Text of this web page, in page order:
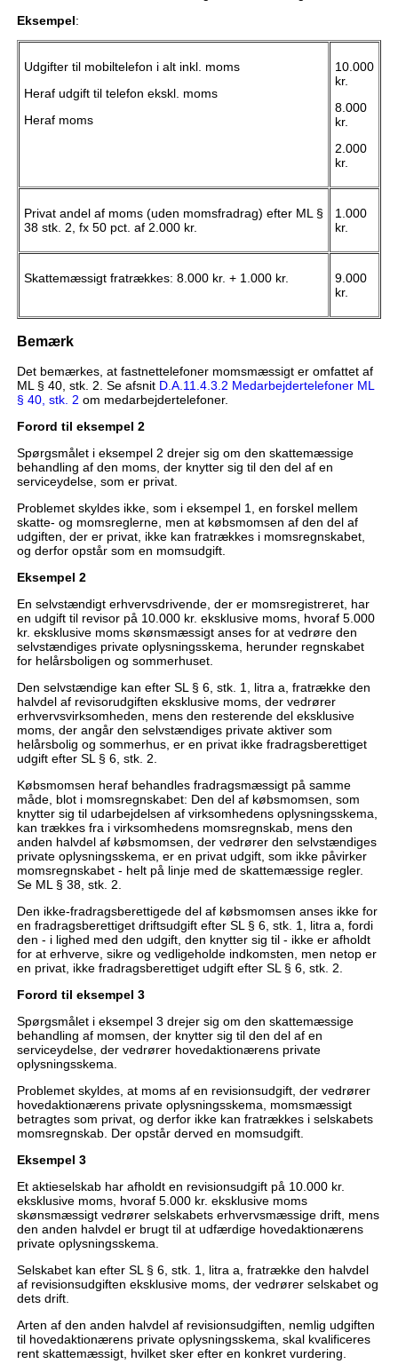
Eksempel:
Udgifter til mobiltelefon i alt inkl. moms
Heraf udgift til telefon ekskl. moms
Heraf moms
10.000
kr.
8.000
kr.
2.000
kr.
Privat andel af moms (uden momsfradrag) efter ML §
38 stk. 2, fx 50 pct. af 2.000 kr.
1.000
kr.
Skattemæssigt fratrækkes: 8.000 kr. + 1.000 kr.
9.000
kr.
Bemærk
Det bemærkes, at fastnettelefoner momsmæssigt er omfattet af
ML § 40, stk. 2. Se afsnit D.A.11.4.3.2 Medarbejdertelefoner ML
§ 40, stk. 2 om medarbejdertelefoner.
Forord til eksempel 2
Spørgsmålet i eksempel 2 drejer sig om den skattemæssige
behandling af den moms, der knytter sig til den del af en
serviceydelse, som er privat.
Problemet skyldes ikke, som i eksempel 1, en forskel mellem
skatte- og momsreglerne, men at købsmomsen af den del af
udgiften, der er privat, ikke kan fratrækkes i momsregnskabet,
og derfor opstår som en momsudgift.
Eksempel 2
En selvstændigt erhvervsdrivende, der er momsregistreret, har
en udgift til revisor på 10.000 kr. eksklusive moms, hvoraf 5.000
kr. eksklusive moms skønsmæssigt anses for at vedrøre den
selvstændiges private oplysningsskema, herunder regnskabet
for helårsboligen og sommerhuset.
Den selvstændige kan efter SL § 6, stk. 1, litra a, fratrække den
halvdel af revisorudgiften eksklusive moms, der vedrører
erhvervsvirksomheden, mens den resterende del eksklusive
moms, der angår den selvstændiges private aktiver som
helårsbolig og sommerhus, er en privat ikke fradragsberettiget
udgift efter SL § 6, stk. 2.
Købsmomsen heraf behandles fradragsmæssigt på samme
måde, blot i momsregnskabet: Den del af købsmomsen, som
knytter sig til udarbejdelsen af virksomhedens oplysningsskema,
kan trækkes fra i virksomhedens momsregnskab, mens den
anden halvdel af købsmomsen, der vedrører den selvstændiges
private oplysningsskema, er en privat udgift, som ikke påvirker
momsregnskabet - helt på linje med de skattemæssige regler.
Se ML § 38, stk. 2.
Den ikke-fradragsberettigede del af købsmomsen anses ikke for
en fradragsberettiget driftsudgift efter SL § 6, stk. 1, litra a, fordi
den - i lighed med den udgift, den knytter sig til - ikke er afholdt
for at erhverve, sikre og vedligeholde indkomsten, men netop er
en privat, ikke fradragsberettiget udgift efter SL § 6, stk. 2.
Forord til eksempel 3
Spørgsmålet i eksempel 3 drejer sig om den skattemæssige
behandling af momsen, der knytter sig til den del af en
serviceydelse, der vedrører hovedaktionærens private
oplysningsskema.
Problemet skyldes, at moms af en revisionsudgift, der vedrører
hovedaktionærens private oplysningsskema, momsmæssigt
betragtes som privat, og derfor ikke kan fratrækkes i selskabets
momsregnskab. Der opstår derved en momsudgift.
Eksempel 3
Et aktieselskab har afholdt en revisionsudgift på 10.000 kr.
eksklusive moms, hvoraf 5.000 kr. eksklusive moms
skønsmæssigt vedrører selskabets erhvervsmæssige drift, mens
den anden halvdel er brugt til at udfærdige hovedaktionærens
private oplysningsskema.
Selskabet kan efter SL § 6, stk. 1, litra a, fratrække den halvdel
af revisionsudgiften eksklusive moms, der vedrører selskabet og
dets drift.
Arten af den anden halvdel af revisionsudgiften, nemlig udgiften
til hovedaktionærens private oplysningsskema, skal kvalificeres
rent skattemæssigt, hvilket sker efter en konkret vurdering.